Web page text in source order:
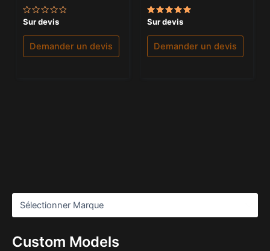
Custom Models
Note
0
sur
Sur devis
Demander un devis
Note
5.00
sur 5
Sur devis
Demander un devis